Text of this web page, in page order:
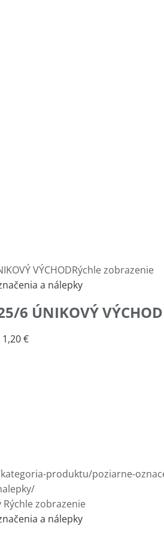
Rýchle zobrazenie
a nálepky
6 ÚNIKOVÝ VÝCHOD
1,20€
Rýchle zobrazenie
a nálepky